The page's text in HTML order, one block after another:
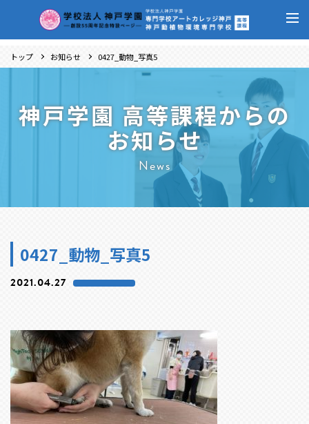
トップ お知らせ 0427_動物_写真5
神戸学園 高等課程からの
お知らせ
News
0427_動物_写真5
2021.04.27